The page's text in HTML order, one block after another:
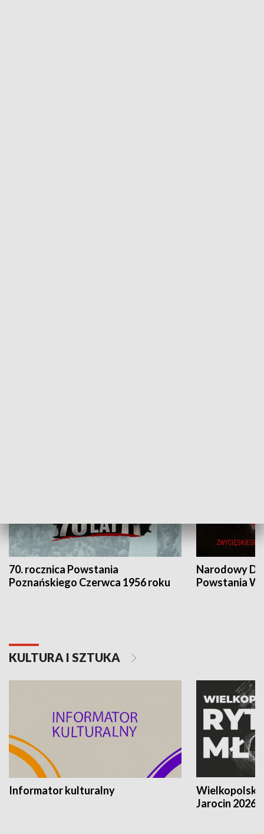
70. rocznica Powstania
Poznańskiego Czerwca 1956 roku
Narodowy
Powstania
KULTURA I SZTUKA
Informator kulturalny
Jarocin 2026